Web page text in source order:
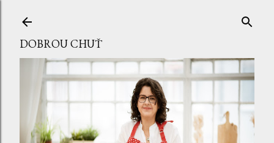
DOBROU CHUŤ